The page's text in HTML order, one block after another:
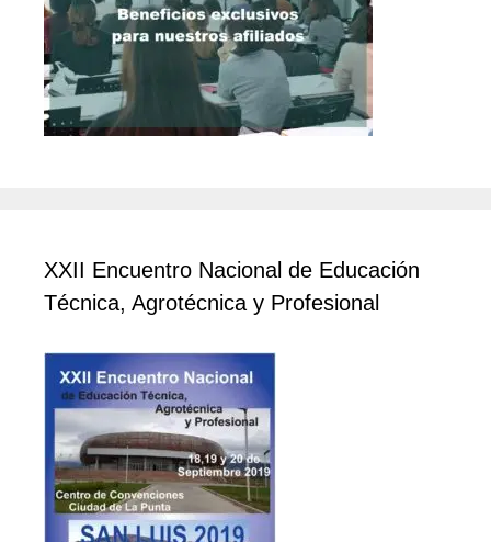
XXII Encuentro Nacional de Educación
Técnica, Agrotécnica y Profesional